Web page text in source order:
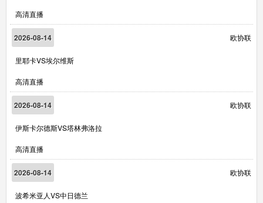
高清直播
2026-08-14 欧协联
里耶卡VS埃尔维斯
高清直播
2026-08-14 欧协联
伊斯卡尔德斯VS塔林弗洛拉
高清直播
2026-08-14 欧协联
波希米亚人VS中日德兰